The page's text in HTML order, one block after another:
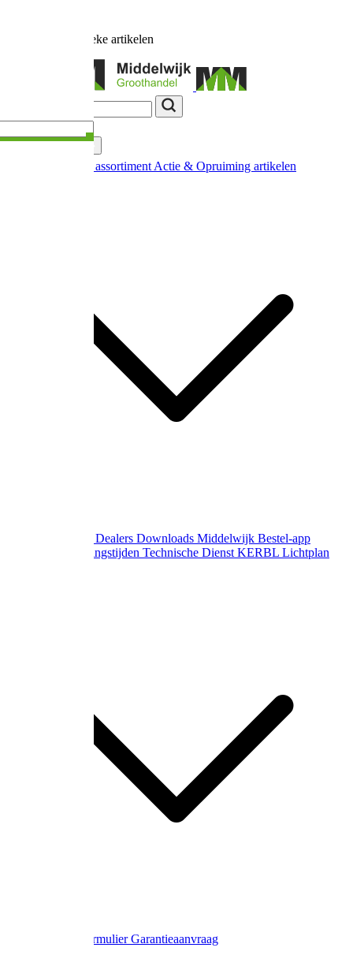
unieke artikelen
Nieuw in ons assortiment Actie & Opruiming artikelen
Dealers Downloads Middelwijk Bestel-app
Gewijzigde openingstijden Technische Dienst KERBL Lichtplan
RetourformulierGarantieaanvraag